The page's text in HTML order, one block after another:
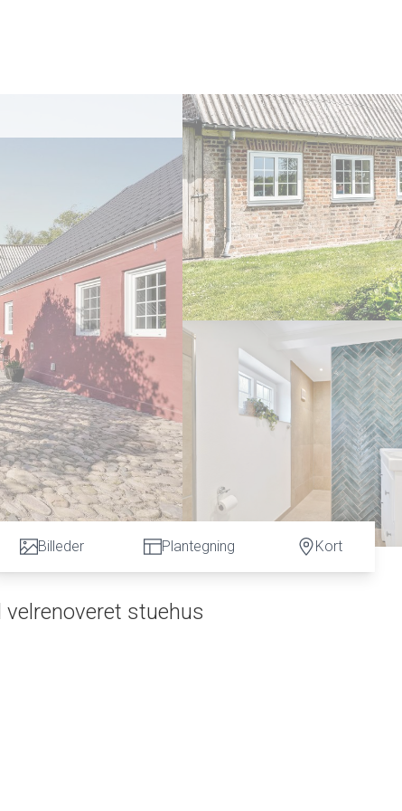
Billeder Plantegning Kort
stuehus